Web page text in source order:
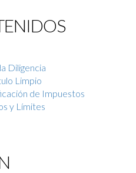
Diligencia
Limpio
de Impuestos
y Límites